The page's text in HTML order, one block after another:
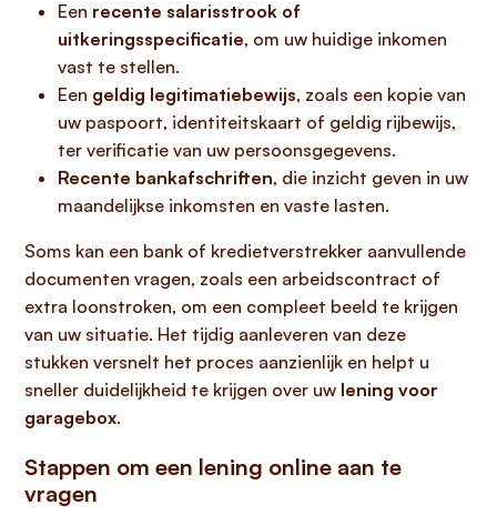
Een recente salarisstrook of
uitkeringsspecificatie, om uw huidige inkomen
vast te stellen.
Een geldig legitimatiebewijs, zoals een kopie van
uw paspoort, identiteitskaart of geldig rijbewijs,
ter verificatie van uw persoonsgegevens.
Recente bankafschriften, die inzicht geven in uw
maandelijkse inkomsten en vaste lasten.
Soms kan een bank of kredietverstrekker aanvullende
documenten vragen, zoals een arbeidscontract of
extra loonstroken, om een compleet beeld te krijgen
van uw situatie. Het tijdig aanleveren van deze
stukken versnelt het proces aanzienlijk en helpt u
sneller duidelijkheid te krijgen over uw lening voor
garagebox.
Stappen om een lening online aan te
vragen